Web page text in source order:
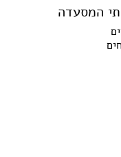
המסעדה